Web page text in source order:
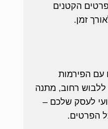
הקטנים
זמן.
עם הפירמות
ללבוש רחוב, מתנה
לעסק שלכם –
הפרטים.